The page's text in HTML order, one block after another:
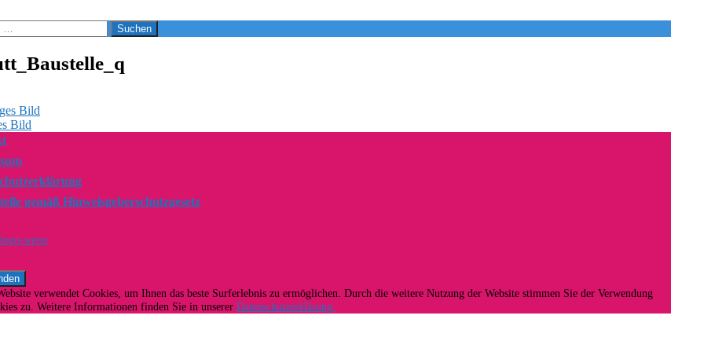
Bild
Bild
gemäß Hinweisgeberschutzgesetz
verwendet Cookies, um Ihnen das beste Surferlebnis zu ermöglichen. Durch die weitere Nutzung der Website stimmen Sie der Verwendung
zu. Weitere Informationen finden Sie in unserer Datenschutzerklärung.